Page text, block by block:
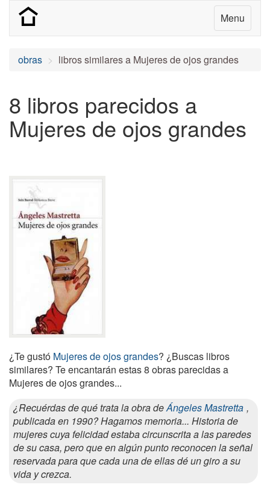
Menu
obras libros similares a Mujeres de ojos grandes
8 libros parecidos a
Mujeres de ojos grandes
¿Te gustó Mujeres de ojos grandes? ¿Buscas libros
similares? Te encantarán estas 8 obras parecidas a
Mujeres de ojos grandes...
¿Recuérdas de qué trata la obra deÁngeles Mastretta ,
publicada en 1990? Hagamos memoria... Historia de
mujeres cuya felicidad estaba circunscrita a las paredes
de su casa, pero que en algún punto reconocen la señal
reservada para que cada una de ellas dé un giro a su
vida y crezca.